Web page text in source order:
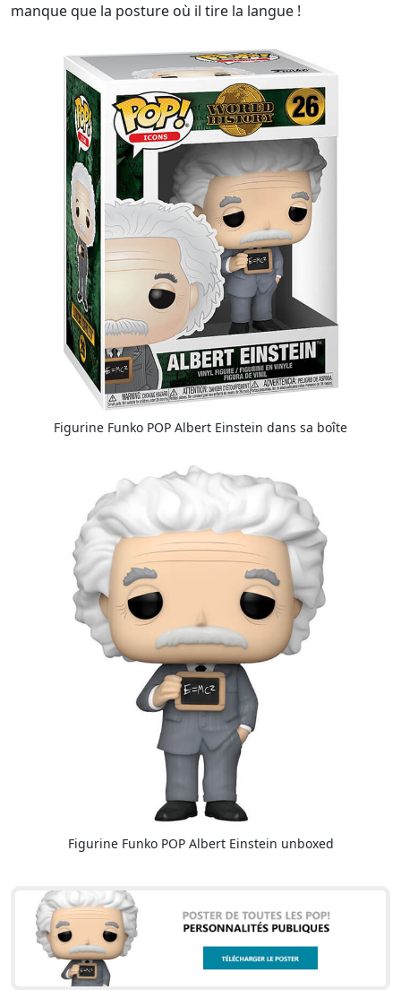
manque que la posture où il tire la langue !
Figurine Funko POP Albert Einstein dans sa boîte
Figurine Funko POP Albert Einstein unboxed